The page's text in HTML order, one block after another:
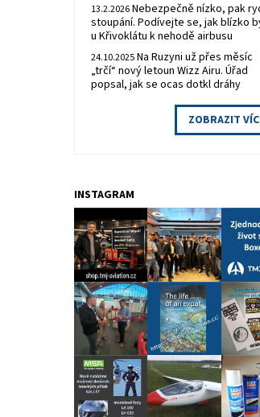
13.2.2026Nebezpečně nízko, pak
stoupání. Podívejte se, jak blízko
u Křivoklátu k nehodě airbusu
24.10.2025Na Ruzyni už přes měsíc
„trčí“ nový letoun Wizz Airu. Úřad
popsal, jak se ocas dotkl dráhy
ZOBRAZIT
INSTAGRAM